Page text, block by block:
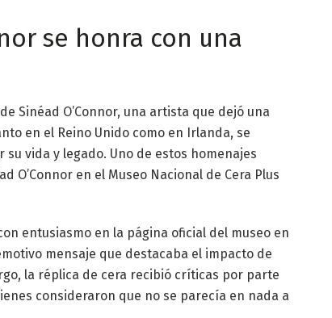
se honra con una
Sinéad O’Connor, una artista que dejó una
en el Reino Unido como en Irlanda, se
vida y legado. Uno de estos homenajes
O’Connor en el Museo Nacional de Cera Plus
entusiasmo en la página oficial del museo en
mensaje que destacaba el impacto de
la réplica de cera recibió críticas por parte
consideraron que no se parecía en nada a